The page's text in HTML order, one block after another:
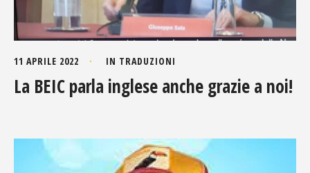
11 APRILE 2022 IN TRADUZIONI
La BEIC parla inglese anche grazie a noi!